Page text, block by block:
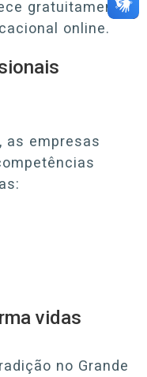
gratuitamente
online.
as empresas
vidas
no Grande